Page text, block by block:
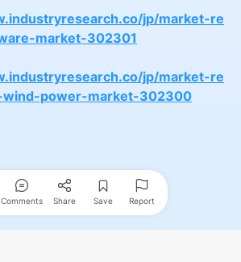
jp/market-re
market-302301
jp/market-re
wind-power-market-302300
Comments Share Save Report